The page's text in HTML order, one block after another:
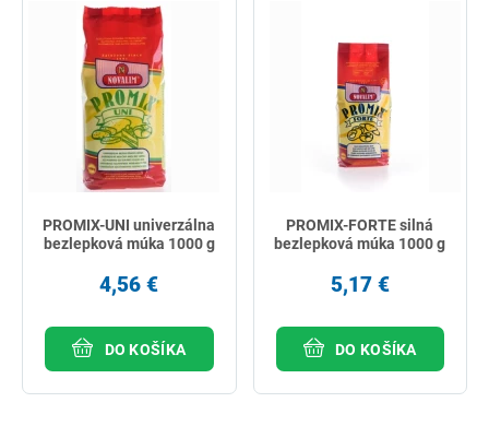
PROMIX-UNI univerzálna
bezlepková múka 1000 g
4,56 €
DO KOŠÍKA
PROMIX-FORTE silná
bezlepková múka 1000 g
5,17 €
DO KOŠÍKA